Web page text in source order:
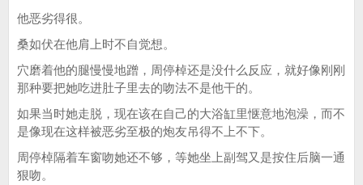
他恶劣得很。
桑如伏在他肩上时不自觉想。
穴磨着他的腿慢慢地蹭，周停棹还是没什么反应，就好像刚刚
那种要把她吃进肚子里去的吻法不是他干的。
如果当时她走脱，现在该在自己的大浴缸里惬意地泡澡，而不
是像现在这样被恶劣至极的炮友吊得不上不下。
周停棹隔着车窗吻她还不够，等她坐上副驾又是按住后脑一通
狠吻。